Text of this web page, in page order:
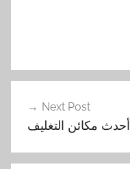
Next Post
أحدث مكائن التغليف